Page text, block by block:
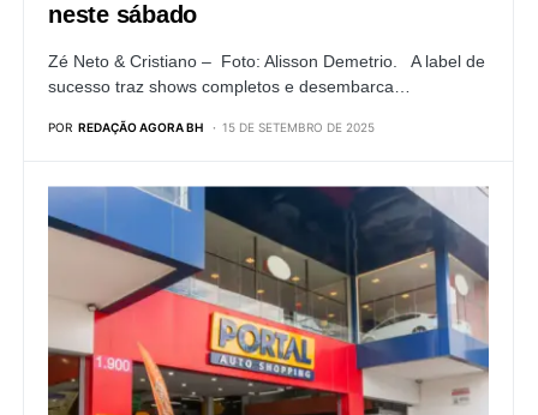
neste sábado
Zé Neto & Cristiano – Foto: Alisson Demetrio. A label de
sucesso traz shows completos e desembarca…
POR REDAÇÃO AGORA BH 15 DE SETEMBRO DE 2025